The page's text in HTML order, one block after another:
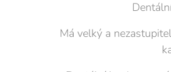
Má velký a